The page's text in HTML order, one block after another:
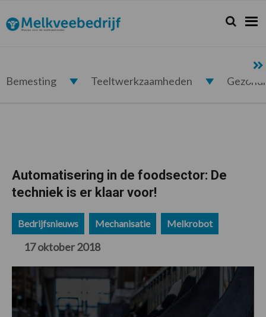
de
hoofdnavigatie
de
hoofd
de
eerste
de
voettekst
Melkveebedrijf.nl Zoeken...
Zoek
Bemesting Teeltwerkzaamheden
Automatisering in de foodsector: De
techniek is er klaar voor!
Bedrijfsnieuws Mechanisatie Melkrobot
17 oktober 2018